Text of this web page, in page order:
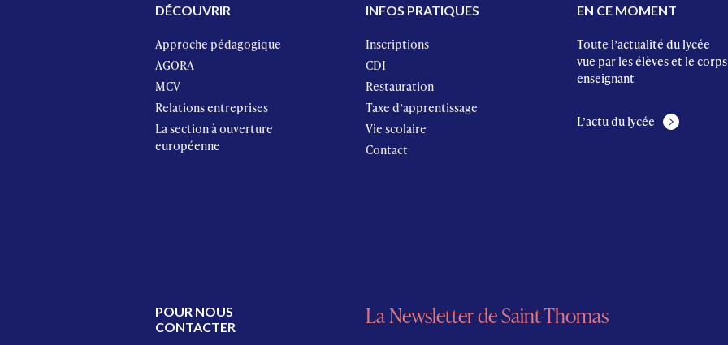
DÉCOUVRIR
Approche pédagogique
AGORA
MCV
Relations entreprises
La section à ouverture
européenne
INFOS PRATIQUES
Inscriptions
CDI
Restauration
Taxe d’apprentissage
Vie scolaire
Contact
EN CE MOMENT
Toute l’actualité du lycée
vue par les élèves et le corps
enseignant
L’actu du lycée
POUR NOUS
CONTACTER
La Newsletter de Saint-Thomas